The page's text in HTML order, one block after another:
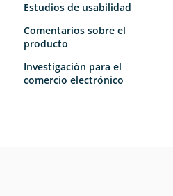
Estudios de usabilidad
Comentarios sobre el
producto
Investigación para el
comercio electrónico